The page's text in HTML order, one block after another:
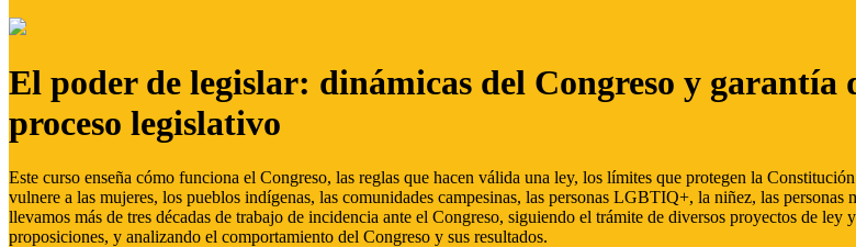
El poder de legislar: dinámicas del Congreso y garantía
proceso legislativo
Este curso enseña cómo funciona el Congreso, las reglas que hacen válida una ley, los límites que protegen la
vulnere a las mujeres, los pueblos indígenas, las comunidades campesinas, las personas LGBTIQ+, la niñez, las
llevamos más de tres décadas de trabajo de incidencia ante el Congreso, siguiendo el trámite de diversos proyectos de
proposiciones, y analizando el comportamiento del Congreso y sus resultados.